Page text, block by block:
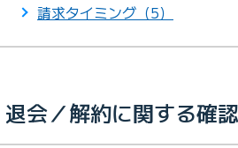
請求タイミング（5）
退会／解約に関する確